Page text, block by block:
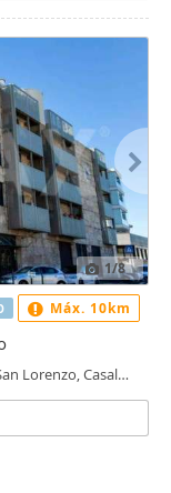
1/8
Lorenzo, Casal
Máx. 10km